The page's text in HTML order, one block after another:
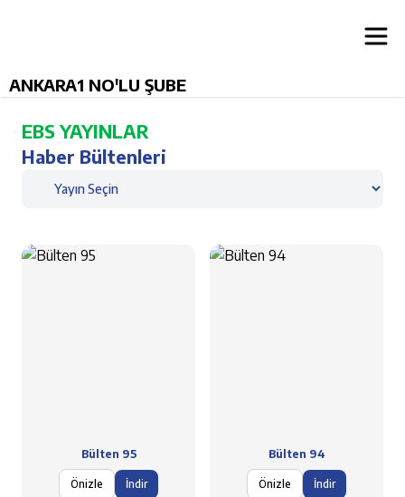
ANKARA1 NO'LU ŞUBE
EBS YAYINLAR
Haber Bültenleri
Bülten 95
Önizle İndir
Bülten 94
Önizle İndir